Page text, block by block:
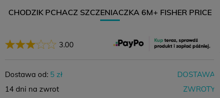
CHODZIK PCHACZ SZCZENIACZKA 6M+ FISHER PRICE
3.00
Dostawa od: 5 zł
DOSTAWA
14 dni na zwrot
ZWROTY